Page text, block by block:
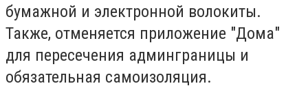
бумажной и электронной волокиты.
Также, отменяется приложение "Дома"
для пересечения админграницы и
обязательная самоизоляция.